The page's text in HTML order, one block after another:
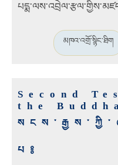
མཁའ་འགྲོ་སྙིང་ཐིག
Second
the
པ༔